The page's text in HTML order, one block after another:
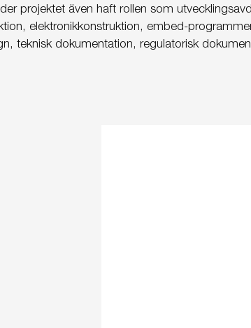
projektet även haft rollen som
elektronikkonstruktion, embed-
teknisk dokumentation, regulatorisk